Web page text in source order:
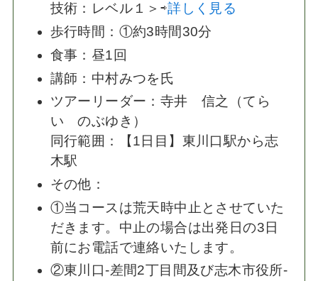
技術：レベル１＞⇨詳しく見る
歩行時間：①約3時間30分
食事：昼1回
講師：中村みつを氏
ツアーリーダー：寺井 信之（てら
い のぶゆき）
同行範囲：【1日目】東川口駅から志
木駅
その他：
①当コースは荒天時中止とさせていた
だきます。中止の場合は出発日の3日
前にお電話で連絡いたします。
②東川口-差間2丁目間及び志木市役所-